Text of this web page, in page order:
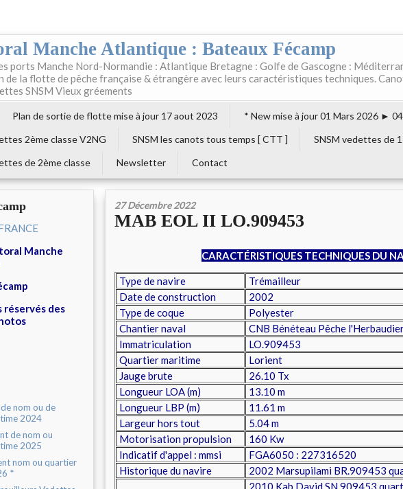
Manche Atlantique : Bateaux Fécamp
ports Manche Nord-Normandie : Atlantique Bretagne : Golfe de Gascogne :
de la flotte de pêche française & étrangère avec leurs caractéristiques techniques.
SNSM Vieux gréements
Plan de sortie de flotte mise à jour 17 aout 2023
* New mise à jour 01 Mars 2026 ►
2ème classe V2NG
SNSM les canots tous temps [ CTT ]
SNSM vedettes de
de 2ème classe
Newsletter Contact
Manche
réservés des
nom ou de
2024
de nom ou
2025
nom ou quartier
*
27 Décembre 2022
MAB EOL II LO.909453
CARACTÉRISTIQUES TECHNIQUES DU
Type de navire
Trémailleur
Date de construction
2002
Type de coque
Polyester
Chantier naval
CNB Bénéteau Pêche
Immatriculation
LO.909453
Quartier maritime
Lorient
Jauge brute
26.10 Tx
Longueur LOA (m)
13.10 m
Longueur LBP (m)
11.61 m
Largeur hors tout
5.04 m
Motorisation propulsion
160 Kw
Indicatif d'appel : mmsi
FGA6050 : 227316520
Historique du navire
2002 Marsupilami BR.909453
2010 Kab David SN.909453